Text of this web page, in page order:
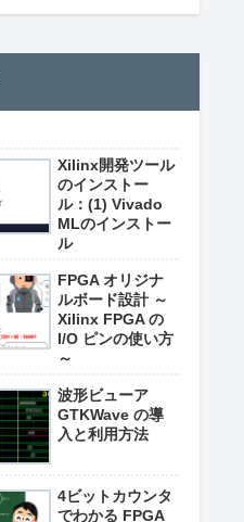
Xilinx開発ツール
のインストー
ル：(1) Vivado
MLのインストー
ル
FPGA オリジナ
ルボード設計 ～
Xilinx FPGA の
I/O ピンの使い方
～
波形ビューア
GTKWave の導
入と利用方法
4ビットカウンタ
でわかる FPGA